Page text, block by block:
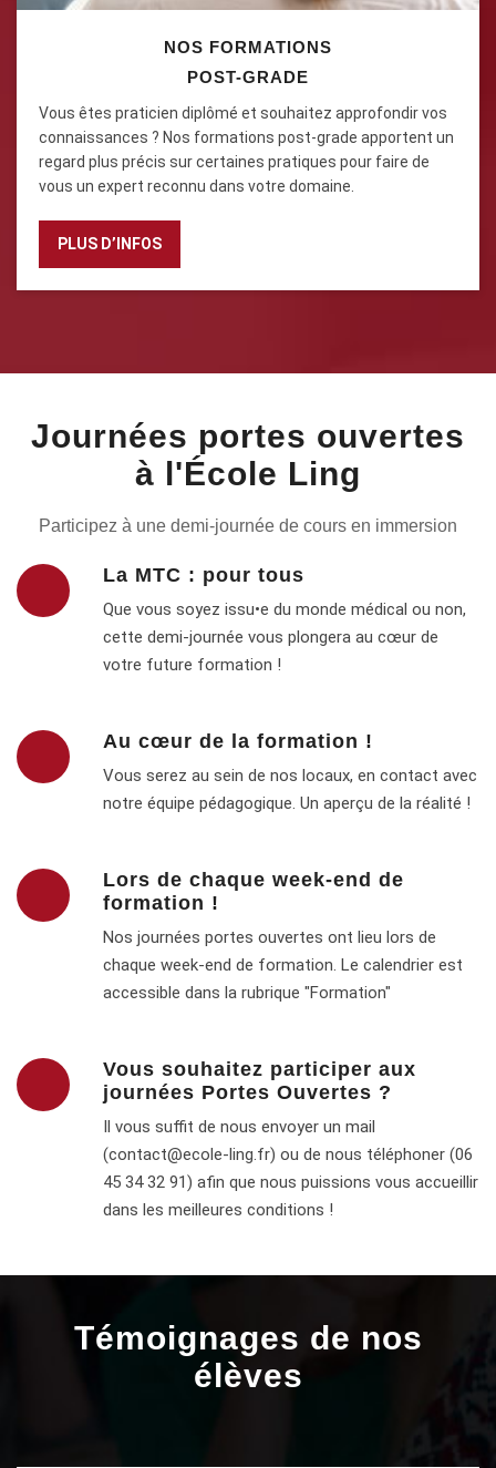
NOS FORMATIONS
POST-GRADE
Vous êtes praticien diplômé et souhaitez approfondir vos
connaissances ? Nos formations post-grade apportent un
regard plus précis sur certaines pratiques pour faire de
vous un expert reconnu dans votre domaine.
PLUS D’INFOS
Journées portes ouvertes
à l'École Ling
Participez à une demi-journée de cours en immersion
La MTC : pour tous
Que vous soyez issu•e du monde médical ou non,
cette demi-journée vous plongera au cœur de
votre future formation !
Au cœur de la formation !
Vous serez au sein de nos locaux, en contact avec
notre équipe pédagogique. Un aperçu de la réalité !
Lors de chaque week-end de
formation !
Nos journées portes ouvertes ont lieu lors de
chaque week-end de formation. Le calendrier est
accessible dans la rubrique "Formation"
Vous souhaitez participer aux
journées Portes Ouvertes ?
Il vous suffit de nous envoyer un mail
(contact@ecole-ling.fr) ou de nous téléphoner (06
45 34 32 91) afin que nous puissions vous accueillir
dans les meilleures conditions !
Témoignages de nos
élèves